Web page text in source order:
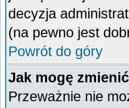
decyzja
(na pewno jest
Powrót do góry
Jak mogę
Przeważnie nie